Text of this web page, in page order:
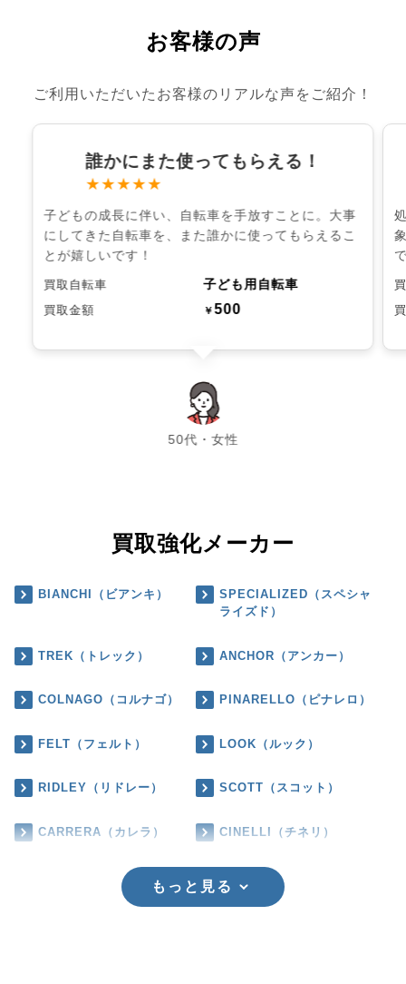
お客様の声
ご利用いただいたお客様のリアルな声をご紹介！
誰かにまた使ってもらえる！
★★★★★
子どもの成長に伴い、自転車を手放すことに。大事
にしてきた自転車を、また誰かに使ってもらえるこ
とが嬉しいです！
買取自転車 子ども用自転車
買取金額 ￥500
50代・女性
chevron_left chevron_right
買取強化メーカー
BIANCHI（ビアンキ）
SPECIALIZED（スペシャ
ライズド）
TREK（トレック） ANCHOR（アンカー）
COLNAGO（コルナゴ） PINARELLO（ピナレロ）
FELT（フェルト） LOOK（ルック）
RIDLEY（リドレー） SCOTT（スコット）
CARRERA（カレラ） CINELLI（チネリ）
もっと見る